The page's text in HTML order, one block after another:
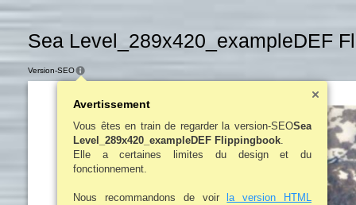
Sea Level_289x420_exampleDEF
Version-SEO
Avertissement
Vous êtes en train de regarder la version-SEOSea
Level_289x420_exampleDEF Flippingbook.
Elle a certaines limites du design et du
fonctionnement.
Nous recommandons de voir
la version HTML